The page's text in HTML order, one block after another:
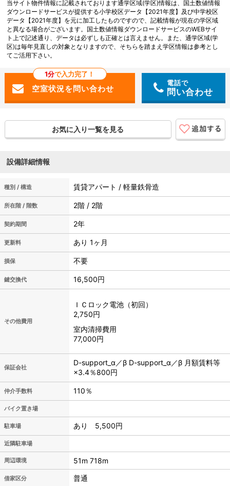
当サイト物件情報に記載されております通学区域(学区)情報は、国土数値情報
ダウンロードサービスが提供する小学校区データ【2021年度】及び中学校区
データ【2021年度】を元に加工したものですので、記載情報が現在の学区域
と異なる場合がございます。国土数値情報ダウンロードサービスのWEBサイ
ト上で記述通り、データは必ずしも正確とは言えません。また、通学区域(学
区)は毎年見直しの対象となりますので、そちらを踏まえ学区情報は参考とし
てご活用下さい。
1分で入力完了！
電話で
問い合わせ
お気に入り一覧を見る
設備詳細情報
種別 / 構造 賃貸アパート / 軽量鉄骨造
所在階 / 階数 2階 / 2階
契約期間 2年
更新料 あり 1ヶ月
損保 不要
鍵交換代 16,500円
その他費用
ＩＣロック電池（初回）
2,750円
室内清掃費用
77,000円
保証会社
D-support_α／β D-support_α／β 月額賃料等
×3.4％800円
仲介手数料 110％
バイク置き場
駐車場 あり 5,500円
近隣駐車場
周辺環境 51m 718m
借家区分 普通